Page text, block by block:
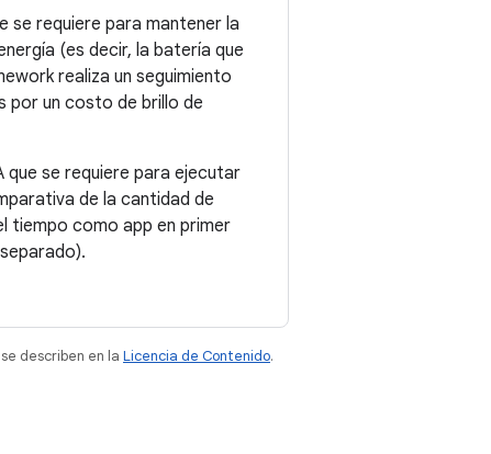
se requiere para mantener la
(es decir, la batería que
realiza un seguimiento
por un costo de brillo de
que se requiere para ejecutar
de la cantidad de
tiempo como app en primer
describen en la Licencia de Contenido.